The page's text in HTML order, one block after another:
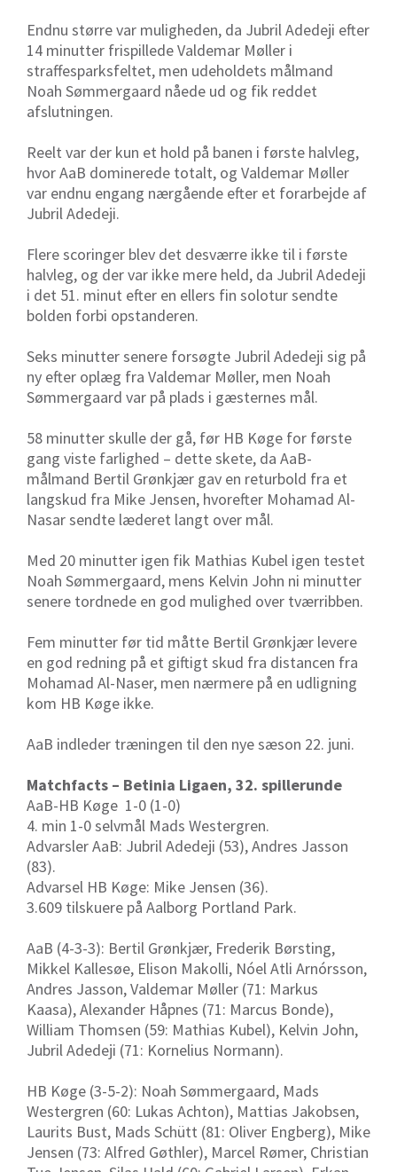
Endnu større var muligheden, da Jubril Adedeji efter
14 minutter frispillede Valdemar Møller i
straffesparksfeltet, men udeholdets målmand
Noah Sømmergaard nåede ud og fik reddet
afslutningen.
Reelt var der kun et hold på banen i første halvleg,
hvor AaB dominerede totalt, og Valdemar Møller
var endnu engang nærgående efter et forarbejde af
Jubril Adedeji.
Flere scoringer blev det desværre ikke til i første
halvleg, og der var ikke mere held, da Jubril Adedeji
i det 51. minut efter en ellers fin solotur sendte
bolden forbi opstanderen.
Seks minutter senere forsøgte Jubril Adedeji sig på
ny efter oplæg fra Valdemar Møller, men Noah
Sømmergaard var på plads i gæsternes mål.
58 minutter skulle der gå, før HB Køge for første
gang viste farlighed – dette skete, da AaB-
målmand Bertil Grønkjær gav en returbold fra et
langskud fra Mike Jensen, hvorefter Mohamad Al-
Nasar sendte læderet langt over mål.
Med 20 minutter igen fik Mathias Kubel igen testet
Noah Sømmergaard, mens Kelvin John ni minutter
senere tordnede en god mulighed over tværribben.
Fem minutter før tid måtte Bertil Grønkjær levere
en god redning på et giftigt skud fra distancen fra
Mohamad Al-Naser, men nærmere på en udligning
kom HB Køge ikke.
AaB indleder træningen til den nye sæson 22. juni.
Matchfacts – Betinia Ligaen, 32. spillerunde
AaB-HB Køge 1-0 (1-0)
4. min 1-0 selvmål Mads Westergren.
Advarsler AaB: Jubril Adedeji (53), Andres Jasson
(83).
Advarsel HB Køge: Mike Jensen (36).
3.609 tilskuere på Aalborg Portland Park.
AaB (4-3-3): Bertil Grønkjær, Frederik Børsting,
Mikkel Kallesøe, Elison Makolli, Nóel Atli Arnórsson,
Andres Jasson, Valdemar Møller (71: Markus
Kaasa), Alexander Håpnes (71: Marcus Bonde),
William Thomsen (59: Mathias Kubel), Kelvin John,
Jubril Adedeji (71: Kornelius Normann).
HB Køge (3-5-2): Noah Sømmergaard, Mads
Westergren (60: Lukas Achton), Mattias Jakobsen,
Laurits Bust, Mads Schütt (81: Oliver Engberg), Mike
Jensen (73: Alfred Gøthler), Marcel Rømer, Christian